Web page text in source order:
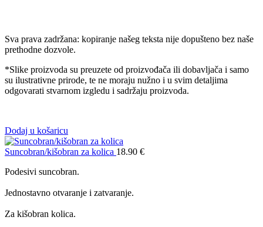
Sva prava zadržana: kopiranje našeg teksta nije dopušteno bez naše
prethodne dozvole.
*Slike proizvoda su preuzete od proizvođača ili dobavljača i samo
su ilustrativne prirode, te ne moraju nužno i u svim detaljima
odgovarati stvarnom izgledu i sadržaju proizvoda.
Dodaj u košaricu
Suncobran/kišobran za kolica 18.90 €
Podesivi suncobran.
Jednostavno otvaranje i zatvaranje.
Za kišobran kolica.